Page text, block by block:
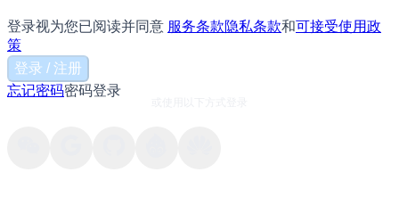
登录视为您已阅读并同意 服务条款隐私条款和可接受使用政
策
登录 / 注册
忘记密码密码登录